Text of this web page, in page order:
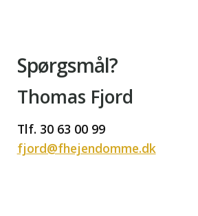
Spørgsmål?
Thomas Fjord
Tlf. 30 63 00 99
fjord@fhejendomme.dk